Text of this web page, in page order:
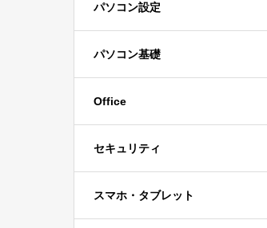
パソコン設定
パソコン基礎
Office
セキュリティ
スマホ・タブレット